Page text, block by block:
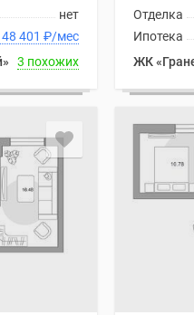
нет
В ипотеку от 48 401 ₽/мес
3 похожих
Отделка
Ипотека
ЖК